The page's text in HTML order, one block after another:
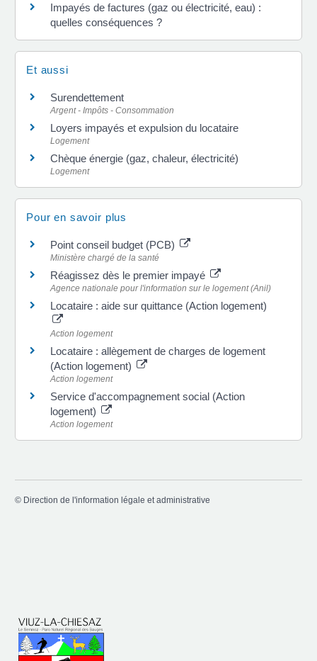
Impayés de factures (gaz ou électricité, eau) :
quelles conséquences ?
Et aussi
Surendettement
Argent - Impôts - Consommation
Loyers impayés et expulsion du locataire
Logement
Chèque énergie (gaz, chaleur, électricité)
Logement
Pour en savoir plus
Point conseil budget (PCB)
Ministère chargé de la santé
Réagissez dès le premier impayé
Agence nationale pour l'information sur le logement (Anil)
Locataire : aide sur quittance (Action logement)
Action logement
Locataire : allègement de charges de logement
(Action logement)
Action logement
Service d'accompagnement social (Action
logement)
Action logement
© Direction de l'information légale et administrative